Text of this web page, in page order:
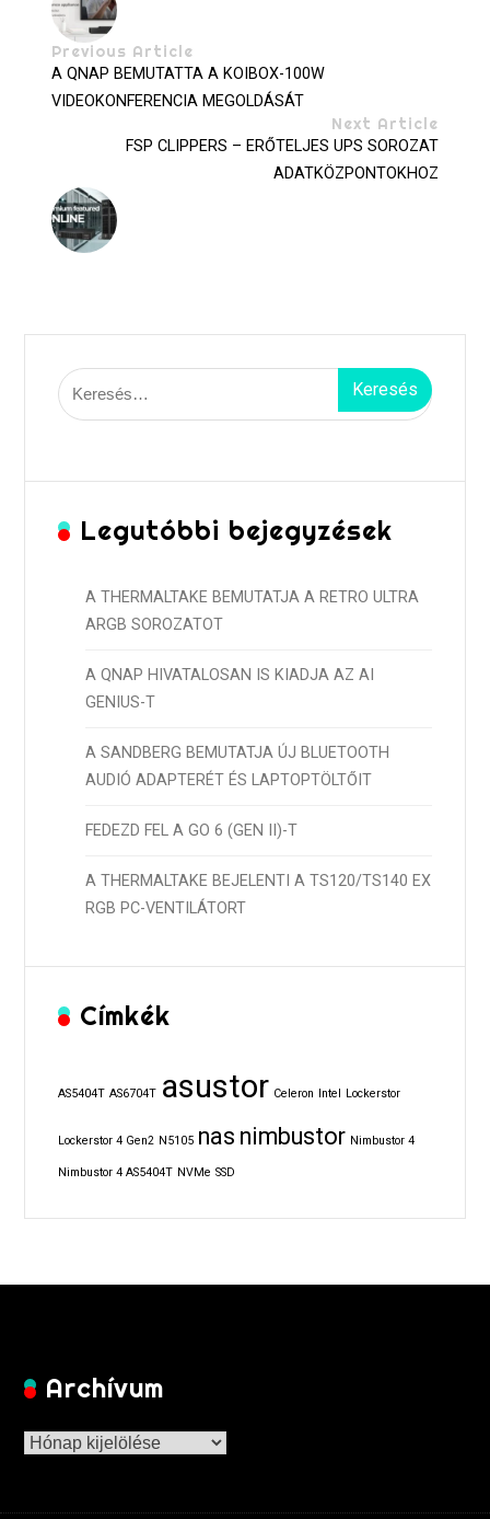
Previous Article
A QNAP BEMUTATTA A KOIBOX-100W
VIDEOKONFERENCIA MEGOLDÁSÁT
Next Article
FSP CLIPPERS – ERŐTELJES UPS SOROZAT
ADATKÖZPONTOKHOZ
Keresés:
Legutóbbi bejegyzések
A THERMALTAKE BEMUTATJA A RETRO ULTRA
ARGB SOROZATOT
A QNAP HIVATALOSAN IS KIADJA AZ AI
GENIUS-T
A SANDBERG BEMUTATJA ÚJ BLUETOOTH
AUDIÓ ADAPTERÉT ÉS LAPTOPTÖLTŐIT
FEDEZD FEL A GO 6 (GEN II)-T
A THERMALTAKE BEJELENTI A TS120/TS140 EX
RGB PC-VENTILÁTORT
Címkék
AS5404T AS6704T asustor Celeron Intel Lockerstor
Lockerstor 4 Gen2 N5105 nas nimbustor Nimbustor 4
Nimbustor 4 AS5404T NVMe SSD
Archívum
Archívum